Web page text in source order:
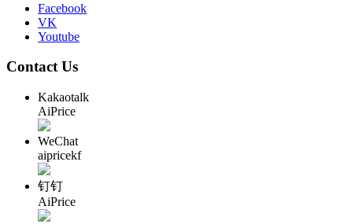
Facebook
VK
Youtube
Contact Us
Kakaotalk
AiPrice
WeChat
aipricekf
钉钉
AiPrice